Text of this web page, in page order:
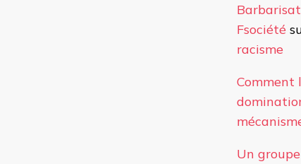
Fsociété
racisme
Un